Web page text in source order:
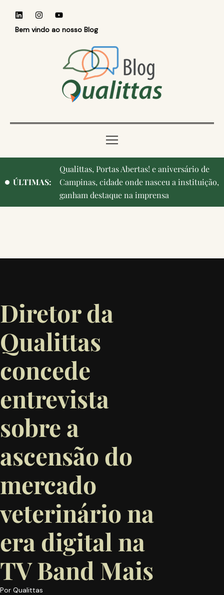
Bem vindo ao nosso Blog
ÚLTIMAS:
Qualittas, Portas Abertas! e aniversário de
Campinas, cidade onde nasceu a instituição,
ganham destaque na imprensa
Diretor da
Qualittas
concede
entrevista
sobre a
ascensão do
mercado
veterinário na
era digital na
TV Band Mais
Por Qualittas